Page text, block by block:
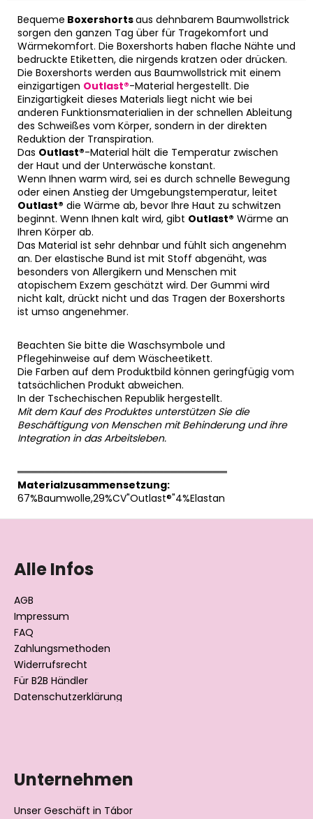
Bequeme Boxershortsaus dehnbarem Baumwollstrick
sorgen den ganzen Tag über für Tragekomfort und
Wärmekomfort. Die Boxershorts haben flache Nähte und
bedruckte Etiketten, die nirgends kratzen oder drücken.
Die Boxershorts werden aus Baumwollstrick mit einem
einzigartigen Outlast®-Material hergestellt. Die
Einzigartigkeit dieses Materials liegt nicht wie bei
anderen Funktionsmaterialien in der schnellen Ableitung
des Schweißes vom Körper, sondern in der direkten
Reduktion der Transpiration.
Das Outlast®-Material hält die Temperatur zwischen
der Haut und der Unterwäsche konstant.
Wenn Ihnen warm wird, sei es durch schnelle Bewegung
oder einen Anstieg der Umgebungstemperatur, leitet
Outlast® die Wärme ab, bevor Ihre Haut zu schwitzen
beginnt. Wenn Ihnen kalt wird, gibt Outlast® Wärme an
Ihren Körper ab.
Das Material ist sehr dehnbar und fühlt sich angenehm
an. Der elastische Bund ist mit Stoff abgenäht, was
besonders von Allergikern und Menschen mit
atopischem Exzem geschätzt wird. Der Gummi wird
nicht kalt, drückt nicht und das Tragen der Boxershorts
ist umso angenehmer.
Beachten Sie bitte die Waschsymbole und
Pflegehinweise auf dem Wäscheetikett.
Die Farben auf dem Produktbild können geringfügig vom
tatsächlichen Produkt abweichen.
In der Tschechischen Republik hergestellt.
Mit dem Kauf des Produktes unterstützen Sie die
Beschäftigung von Menschen mit Behinderung und ihre
Integration in das Arbeitsleben.
══════════════════════════════
Materialzusammensetzung:
67%Baumwolle,29%CV"Outlast®"4%Elastan
Alle Infos
AGB
Impressum
FAQ
Zahlungsmethoden
Widerrufsrecht
Für B2B Händler
Datenschutzerklärung
Unternehmen
Unser Geschäft in Tábor